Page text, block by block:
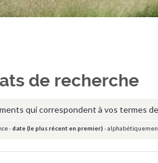
de recherche
qui correspondent à vos termes
· date (le plus récent en premier) ·